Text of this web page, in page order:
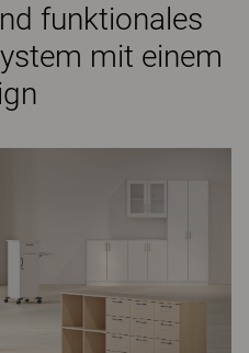
funktionales
mit einem